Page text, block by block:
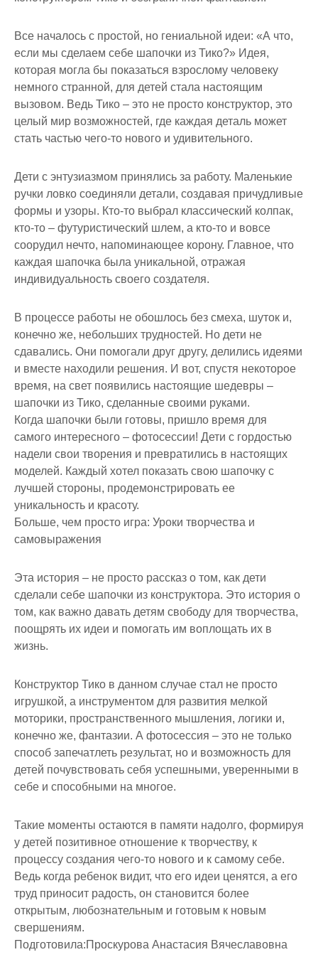
Все началось с простой, но гениальной идеи: «А что,
если мы сделаем себе шапочки из Тико?» Идея,
которая могла бы показаться взрослому человеку
немного странной, для детей стала настоящим
вызовом. Ведь Тико – это не просто конструктор, это
целый мир возможностей, где каждая деталь может
стать частью чего-то нового и удивительного.
Дети с энтузиазмом принялись за работу. Маленькие
ручки ловко соединяли детали, создавая причудливые
формы и узоры. Кто-то выбрал классический колпак,
кто-то – футуристический шлем, а кто-то и вовсе
соорудил нечто, напоминающее корону. Главное, что
каждая шапочка была уникальной, отражая
индивидуальность своего создателя.
В процессе работы не обошлось без смеха, шуток и,
конечно же, небольших трудностей. Но дети не
сдавались. Они помогали друг другу, делились идеями
и вместе находили решения. И вот, спустя некоторое
время, на свет появились настоящие шедевры –
шапочки из Тико, сделанные своими руками.
Когда шапочки были готовы, пришло время для
самого интересного – фотосессии! Дети с гордостью
надели свои творения и превратились в настоящих
моделей. Каждый хотел показать свою шапочку с
лучшей стороны, продемонстрировать ее
уникальность и красоту.
Больше, чем просто игра: Уроки творчества и
самовыражения
Эта история – не просто рассказ о том, как дети
сделали себе шапочки из конструктора. Это история о
том, как важно давать детям свободу для творчества,
поощрять их идеи и помогать им воплощать их в
жизнь.
Конструктор Тико в данном случае стал не просто
игрушкой, а инструментом для развития мелкой
моторики, пространственного мышления, логики и,
конечно же, фантазии. А фотосессия – это не только
способ запечатлеть результат, но и возможность для
детей почувствовать себя успешными, уверенными в
себе и способными на многое.
Такие моменты остаются в памяти надолго, формируя
у детей позитивное отношение к творчеству, к
процессу создания чего-то нового и к самому себе.
Ведь когда ребенок видит, что его идеи ценятся, а его
труд приносит радость, он становится более
открытым, любознательным и готовым к новым
свершениям.
Подготовила:Проскурова Анастасия Вячеславовна